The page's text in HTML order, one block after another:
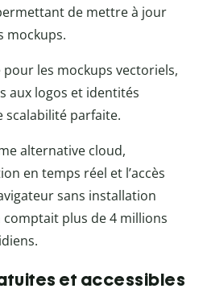
de mettre à jour
mockups.
pour les mockups vectoriels,
aux logos et identités
scalabilité parfaite.
alternative cloud,
en temps réel et l’accès
sans installation
comptait plus de 4 millions
et accessibles